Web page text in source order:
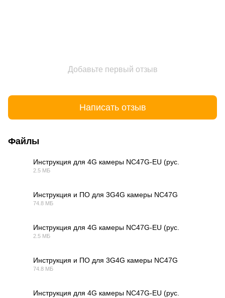
Добавьте первый отзыв
Написать отзыв
Файлы
Инструкция для 4G камеры NC47G-EU (рус.
2.5 МБ
Инструкция и ПО для 3G4G камеры NC47G
74.8 МБ
Инструкция для 4G камеры NC47G-EU (рус.
2.5 МБ
Инструкция и ПО для 3G4G камеры NC47G
74.8 МБ
Инструкция для 4G камеры NC47G-EU (рус.